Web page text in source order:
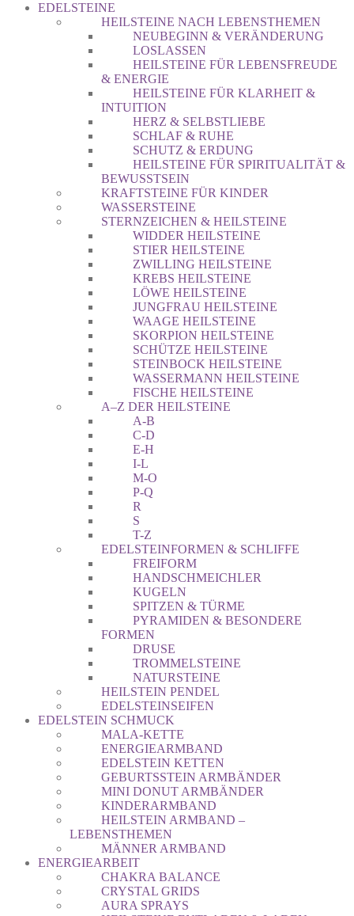
EDELSTEINE
HEILSTEINE NACH LEBENSTHEMEN
NEUBEGINN & VERÄNDERUNG
LOSLASSEN
HEILSTEINE FÜR LEBENSFREUDE
& ENERGIE
HEILSTEINE FÜR KLARHEIT &
INTUITION
HERZ & SELBSTLIEBE
SCHLAF & RUHE
SCHUTZ & ERDUNG
HEILSTEINE FÜR SPIRITUALITÄT &
BEWUSSTSEIN
KRAFTSTEINE FÜR KINDER
WASSERSTEINE
STERNZEICHEN & HEILSTEINE
WIDDER HEILSTEINE
STIER HEILSTEINE
ZWILLING HEILSTEINE
KREBS HEILSTEINE
LÖWE HEILSTEINE
JUNGFRAU HEILSTEINE
WAAGE HEILSTEINE
SKORPION HEILSTEINE
SCHÜTZE HEILSTEINE
STEINBOCK HEILSTEINE
WASSERMANN HEILSTEINE
FISCHE HEILSTEINE
A–Z DER HEILSTEINE
A-B
C-D
E-H
I-L
M-O
P-Q
R
S
T-Z
EDELSTEINFORMEN & SCHLIFFE
FREIFORM
HANDSCHMEICHLER
KUGELN
SPITZEN & TÜRME
PYRAMIDEN & BESONDERE
FORMEN
DRUSE
TROMMELSTEINE
NATURSTEINE
HEILSTEIN PENDEL
EDELSTEINSEIFEN
EDELSTEIN SCHMUCK
MALA-KETTE
ENERGIEARMBAND
EDELSTEIN KETTEN
GEBURTSSTEIN ARMBÄNDER
MINI DONUT ARMBÄNDER
KINDERARMBAND
HEILSTEIN ARMBAND –
LEBENSTHEMEN
MÄNNER ARMBAND
ENERGIEARBEIT
CHAKRA BALANCE
CRYSTAL GRIDS
AURA SPRAYS